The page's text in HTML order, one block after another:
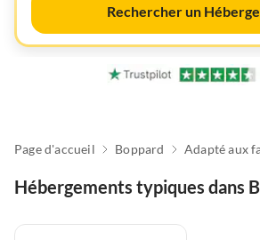
Rechercher un
Page d'accueil Boppard Adapté aux
Hébergements typiques dans